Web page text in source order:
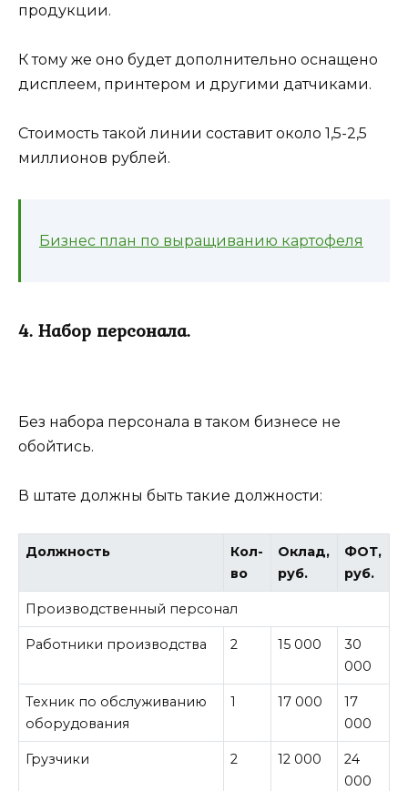
продукции.
К тому же оно будет дополнительно оснащено
дисплеем, принтером и другими датчиками.
Стоимость такой линии составит около 1,5-2,5
миллионов рублей.
Бизнес план по выращиванию картофеля
4. Набор персонала.
Без набора персонала в таком бизнесе не
обойтись.
В штате должны быть такие должности:
Должность
Кол-
во
Оклад,
руб.
ФОТ,
руб.
Производственный персонал
Работники производства 2 15 000
30
000
Техник по обслуживанию
оборудования
1 17 000
17
000
Грузчики 2 12 000
24
000